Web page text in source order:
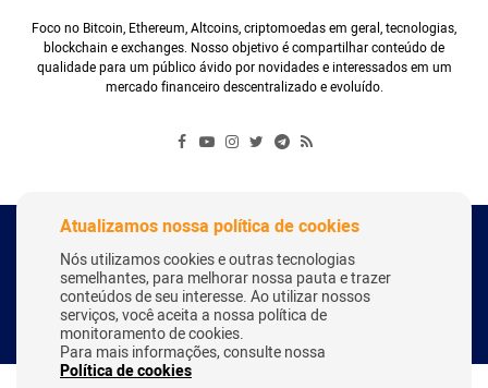
Foco no Bitcoin, Ethereum, Altcoins, criptomoedas em geral, tecnologias,
blockchain e exchanges. Nosso objetivo é compartilhar conteúdo de
qualidade para um público ávido por novidades e interessados em um
mercado financeiro descentralizado e evoluído.
Copyright Webitcoin 2018 - Todos os Direitos Reservados
Desenvolvido por: Herick Correa
Atualizamos nossa política de cookies
Nós utilizamos cookies e outras tecnologias
semelhantes, para melhorar nossa pauta e trazer
conteúdos de seu interesse. Ao utilizar nossos
serviços, você aceita a nossa política de
monitoramento de cookies.
Para mais informações, consulte nossa
Política de cookies